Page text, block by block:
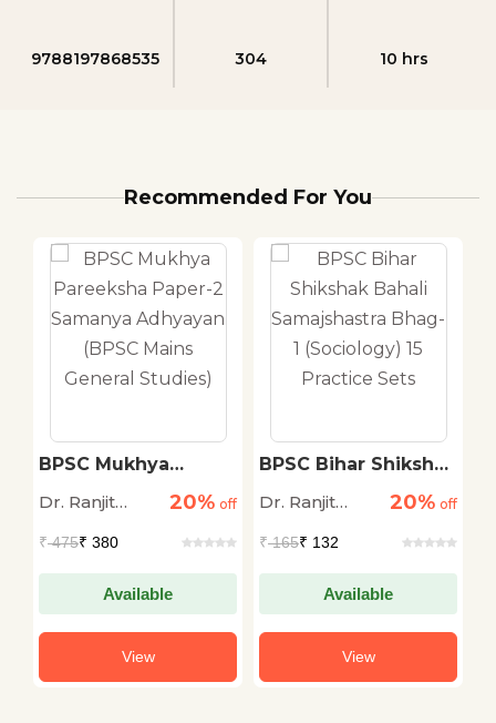
9788197868535 304 10 hrs
Recommended For You
BPSC Mukhya
Samanya Adhyayan
Studies)
Dr. Ranjit
20% off
₹475₹ 380
Available
View
BPSC Bihar Shikshak
Bhag-1 (Sociology)
Dr. Ranjit
20% off
₹165₹ 132
Available
View